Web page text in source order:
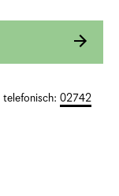
telefonisch: 02742